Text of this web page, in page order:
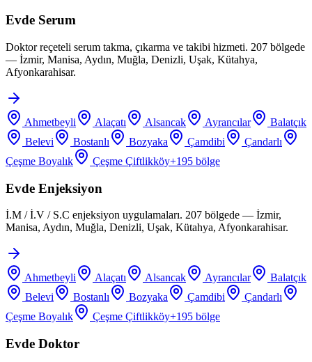
Evde Serum
Doktor reçeteli serum takma, çıkarma ve takibi hizmeti. 207 bölgede
— İzmir, Manisa, Aydın, Muğla, Denizli, Uşak, Kütahya,
Afyonkarahisar.
Ahmetbeyli Alaçatı Alsancak Ayrancılar
Balatçık
Belevi
Bostanlı Bozyaka Çamdibi
Çandarlı
Çeşme Boyalık
Çeşme Çiftlikköy+195 bölge
Evde Enjeksiyon
İ.M / İ.V / S.C enjeksiyon uygulamaları. 207 bölgede — İzmir,
Manisa, Aydın, Muğla, Denizli, Uşak, Kütahya, Afyonkarahisar.
Ahmetbeyli Alaçatı Alsancak Ayrancılar
Balatçık
Belevi
Bostanlı Bozyaka Çamdibi
Çandarlı
Çeşme Boyalık
Çeşme Çiftlikköy+195 bölge
Evde Doktor